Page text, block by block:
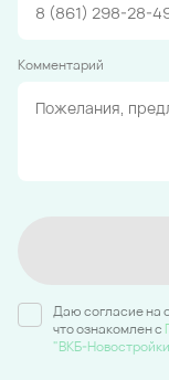
Комментарий
Даю согласие на
что ознакомлен c
"ВКБ-Новостройки